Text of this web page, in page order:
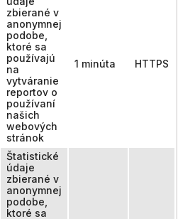
zbierané v
anonymnej
podobe,
ktoré sa
používajú
na
vytváranie
reportov o
používaní
našich
webových
stránok
1 minúta HTTPS
Štatistické
údaje
zbierané v
anonymnej
podobe,
ktoré sa